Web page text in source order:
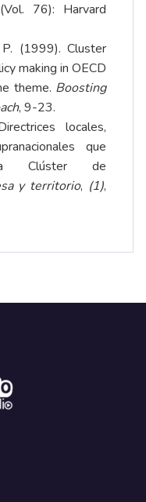
76): Harvard
(1999). Cluster
making in OECD
theme. Boosting
, 9-23.
locales,
que
Clúster de
y territorio, (1),